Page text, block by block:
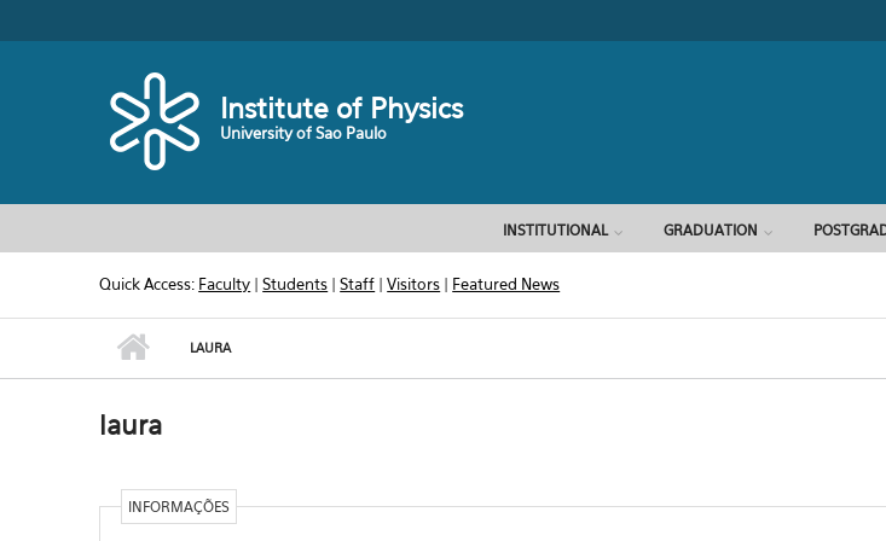
Institute of Physics
University of Sao Paulo
INSTITUTIONAL GRADUATION
Quick Access: Faculty |Students |Staff |Visitors | Featured News
LAURA
laura
INFORMAÇÕES